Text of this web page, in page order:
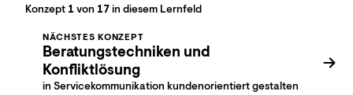
Konzept 1von 17in diesem Lernfeld
NÄCHSTES KONZEPT
Beratungstechniken und
Konfliktlösung
in Servicekommunikation kundenorientiert gestalten